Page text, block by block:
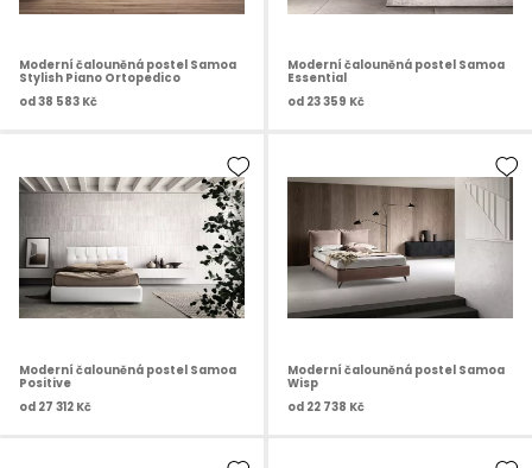
Moderní čalouněná postel Samoa
Stylish Piano Ortopedico
od 38 583 Kč
Moderní čalouněná postel Samoa
Essential
od 23 359 Kč
Moderní čalouněná postel Samoa
Positive
od 27 312 Kč
Moderní čalouněná postel Samoa
Wisp
od 22 738 Kč